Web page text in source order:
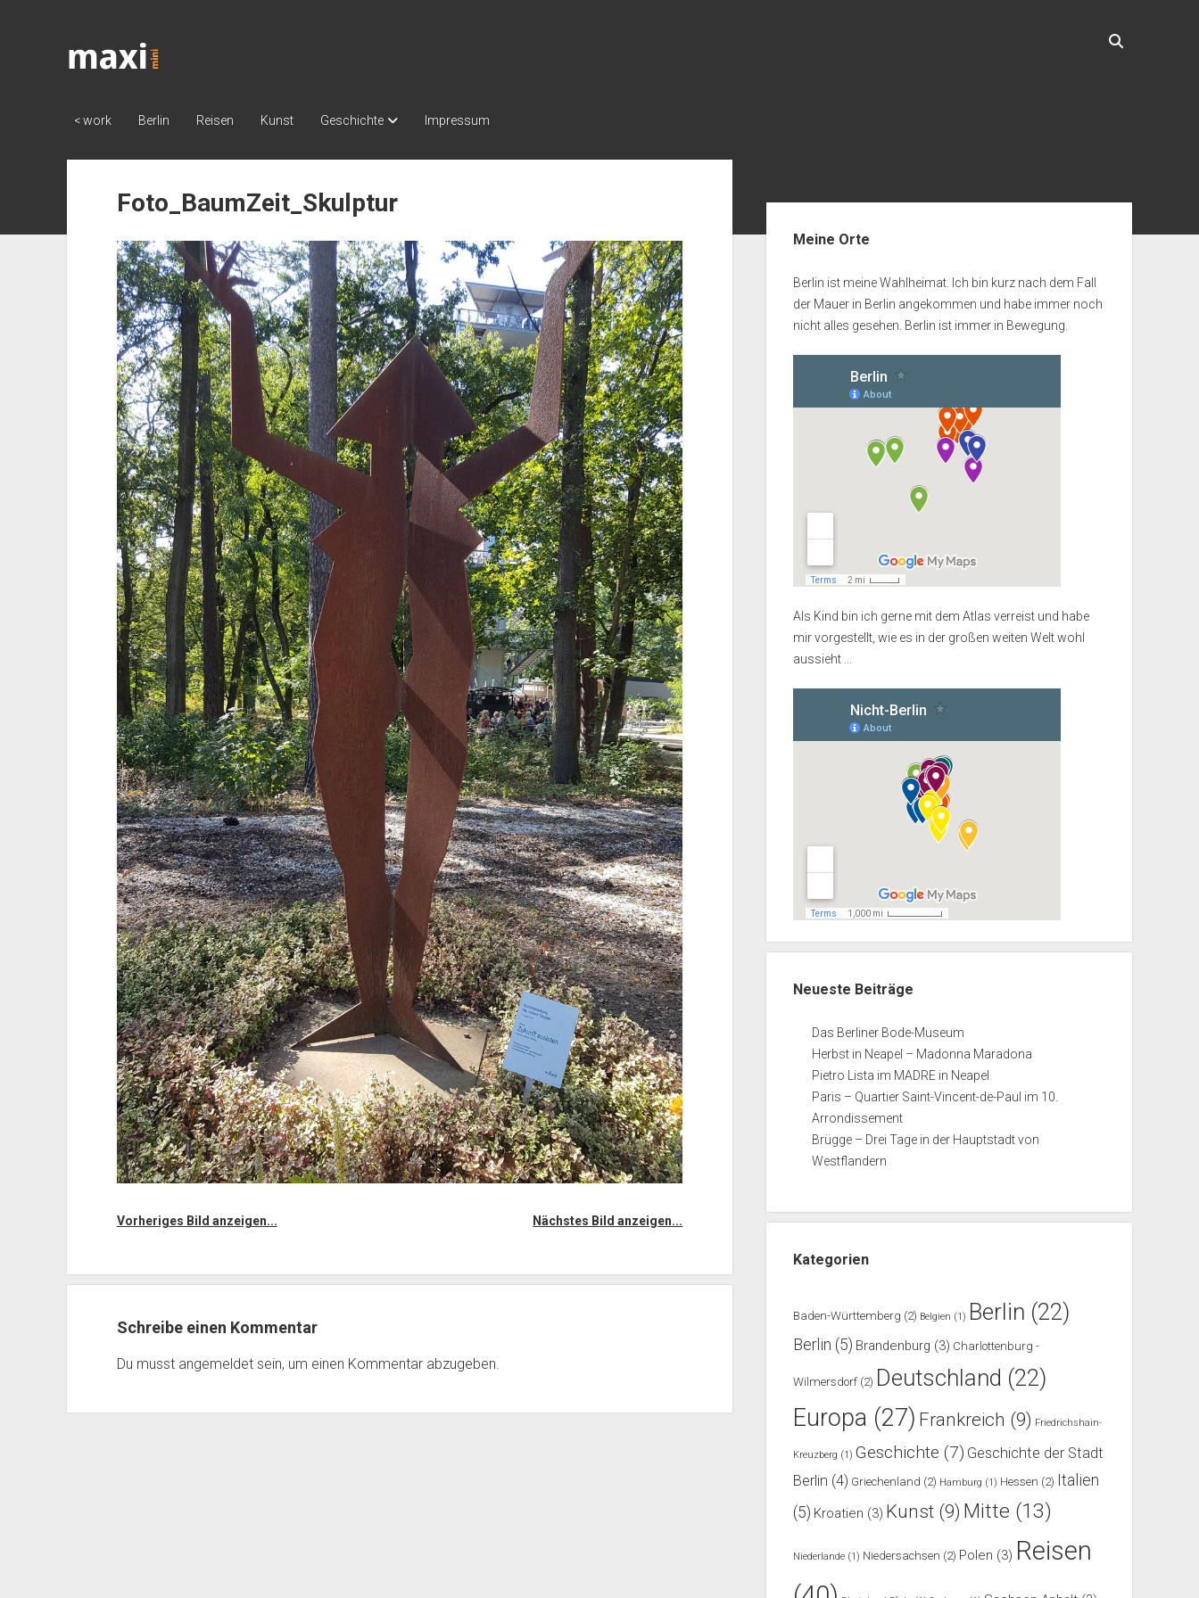
Maximini
< work Berlin Reisen Kunst Geschichte Impressum
Foto_BaumZeit_Skulptur
Vorheriges Bild anzeigen... Nächstes Bild anzeigen...
Schreibe einen Kommentar
Du musst angemeldetsein, um einen Kommentar abzugeben.
Meine Orte
Berlin ist meine Wahlheimat. Ich bin kurz nach dem Fall
der Mauer in Berlin angekommen und habe immer noch
nicht alles gesehen. Berlin ist immer in Bewegung.
Als Kind bin ich gerne mit dem Atlas verreist und habe
mir vorgestellt, wie es in der großen weiten Welt wohl
aussieht ...
Neueste Beiträge
Das Berliner Bode-Museum
Herbst in Neapel – Madonna Maradona
Pietro Lista im MADRE in Neapel
Paris – Quartier Saint-Vincent-de-Paul im 10.
Arrondissement
Brügge – Drei Tage in der Hauptstadt von
Westflandern
Kategorien
Baden-Württemberg (2) Belgien (1) Berlin (22)
Berlin (5) Brandenburg (3) Charlottenburg -
Wilmersdorf (2) Deutschland (22)
Europa (27) Frankreich (9) Friedrichshain-
Kreuzberg (1) Geschichte (7) Geschichte der Stadt
Berlin (4) Griechenland (2) Hamburg (1) Hessen (2) Italien
(5) Kroatien (3) Kunst (9) Mitte (13)
Niederlande (1) Niedersachsen (2) Polen (3) Reisen